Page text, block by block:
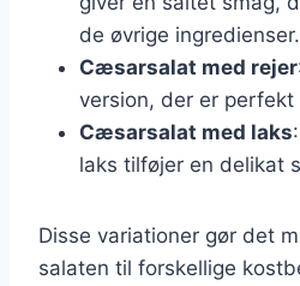
de øvrige ingredienser.
Cæsarsalat med rejer
version, der er
Cæsarsalat med laks
laks tilføjer en delikat
Disse variationer gør det
salaten til forskellige